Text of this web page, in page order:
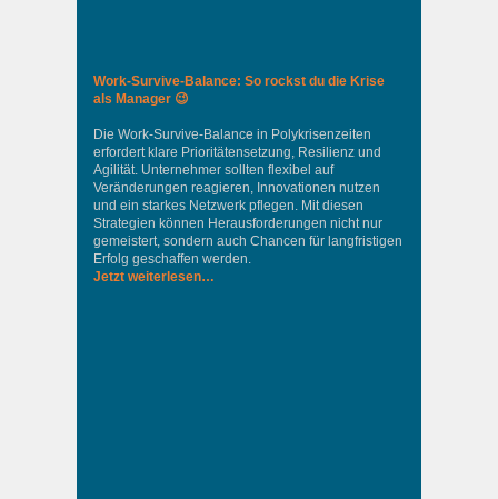
Work-Survive-Balance: So rockst du die Krise
als Manager 😉
Die Work-Survive-Balance in Polykrisenzeiten
erfordert klare Prioritätensetzung, Resilienz und
Agilität. Unternehmer sollten flexibel auf
Veränderungen reagieren, Innovationen nutzen
und ein starkes Netzwerk pflegen. Mit diesen
Strategien können Herausforderungen nicht nur
gemeistert, sondern auch Chancen für langfristigen
Erfolg geschaffen werden.
Jetzt weiterlesen…